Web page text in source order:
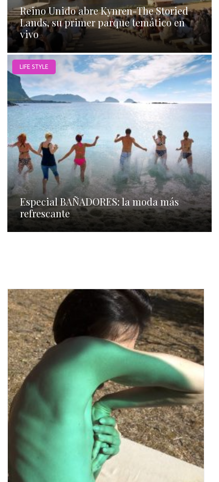
Reino Unido abre Kynren-The Storied
Lands, su primer parque temático en
vivo
LIFE STYLE
Especial BAÑADORES: la moda más
refrescante